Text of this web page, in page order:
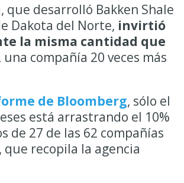
que desarrolló Bakken Shale
Dakota del Norte, invirtió
la misma cantidad que
una compañía 20 veces más
de Bloomberg, sólo el
está arrastrando el 10%
de 27 de las 62 compañías
recopila la agencia